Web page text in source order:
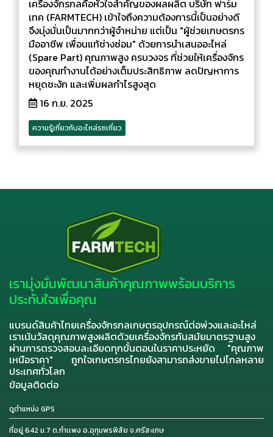
เครื่องจักรกลคือหัวใจสำคัญของผลผลิต บริษัท ฟาร์ม
เทค (FARMTECH) เข้าใจถึงความต้องการนี้เป็นอย่างดี
จึงมุ่งมั่นเป็นมากกว่าผู้จำหน่าย แต่เป็น "ผู้ช่วยเกษตรกร
มืออาชีพ เพื่อนแท้ช่างซ่อม" ด้วยการนำเสนออะไหล่
(Spare Part) คุณภาพสูง ครบวงจร ที่ช่วยให้เครื่องจักร
ของคุณทำงานได้อย่างเต็มประสิทธิภาพ ลดปัญหาการ
หยุดชะงัก และเพิ่มผลกำไรสูงสุด
16 ก.ย. 2025
ความรู้เกี่ยวกับอะไหล่รถเกี่ยว
เรามุ่งมั่นพัฒนาสินค้าคุณภาพพร้อมบริการ
ประทับใจเพื่อคุณ
แบรนด์สินค้าไทยเครื่องจักรกลเกษตรอุปกรณ์ต่อพ่วงและอะไหล่
เราเน้นวัสดุคุณภาพสูงผลิตด้วยเครื่องจักรทันสมัยมาตรฐานสูง
ผ่านการตรวจสอบละเอียดทุกขั้นตอนในราคาประหยัด "คุณภาพ
เหนือราคา" ถูกใจเกษตรกรไทยยังสามารถส่งขายไปไกลหลาย
ประเทศทั่วโลก
ข้อมูลติดต่อ
ดูตำแหน่ง GPS
ที่อยู่ 642 ม.7 ต.กำเเพง อ.อุทุมพรพิสัย จ.ศรีสะเกษ